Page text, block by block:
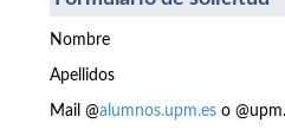
Nombre
Apellidos
Mail @alumnos.upm.es o